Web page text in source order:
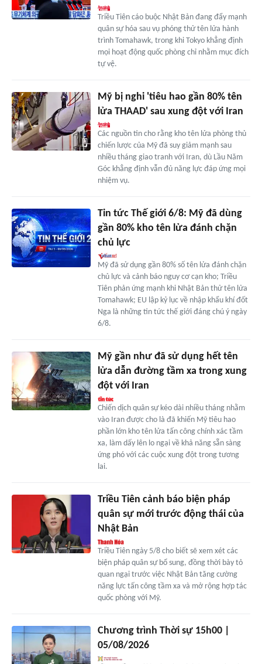
Triều Tiên cáo buộc Nhật Bản đang đẩy mạnh
quân sự hóa sau vụ phóng thử tên lửa hành
trình Tomahawk, trong khi Tokyo khẳng định
mọi hoạt động quốc phòng chỉ nhằm mục đích
tự vệ.
Mỹ bị nghi 'tiêu hao gần 80% tên
lửa THAAD' sau xung đột với Iran
Các nguồn tin cho rằng kho tên lửa phòng thủ
chiến lược của Mỹ đã suy giảm mạnh sau
nhiều tháng giao tranh với Iran, dù Lầu Năm
Góc khẳng định vẫn đủ năng lực đáp ứng mọi
nhiệm vụ.
Tin tức Thế giới 6/8: Mỹ đã dùng
gần 80% kho tên lửa đánh chặn
chủ lực
Mỹ đã sử dụng gần 80% số tên lửa đánh chặn
chủ lực và cảnh báo nguy cơ cạn kho; Triều
Tiên phản ứng mạnh khi Nhật Bản thử tên lửa
Tomahawk; EU lập kỷ lục về nhập khẩu khí đốt
Nga là những tin tức thế giới đáng chú ý ngày
6/8.
Mỹ gần như đã sử dụng hết tên
lửa dẫn đường tầm xa trong xung
đột với Iran
Chiến dịch quân sự kéo dài nhiều tháng nhằm
vào Iran được cho là đã khiến Mỹ tiêu hao
phần lớn kho tên lửa tấn công chính xác tầm
xa, làm dấy lên lo ngại về khả năng sẵn sàng
ứng phó với các cuộc xung đột trong tương
lai.
Triều Tiên cảnh báo biện pháp
quân sự mới trước động thái của
Nhật Bản
Triều Tiên ngày 5/8 cho biết sẽ xem xét các
biện pháp quân sự bổ sung, đồng thời bày tỏ
quan ngại trước việc Nhật Bản tăng cường
năng lực tấn công tầm xa và mở rộng hợp tác
quốc phòng với Mỹ.
Chương trình Thời sự 15h00 |
05/08/2026